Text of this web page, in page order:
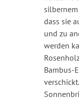
dass sie
und zu
werden
Bambus-